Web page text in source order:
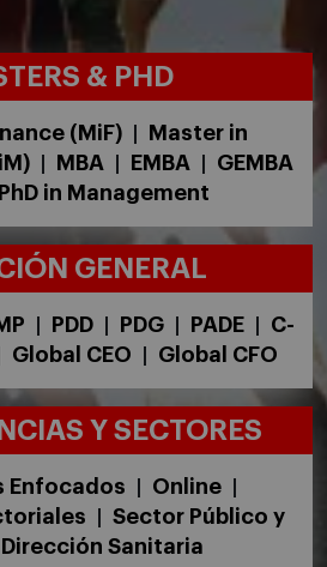
& PHD
(MiF)
Master in
MBA EMBA GEMBA
PhD in Management
GENERAL
PDD PDG PADE
C-
Global CEO Global CFO
Y SECTORES
Enfocados Online
Sector Público y
Dirección Sanitaria